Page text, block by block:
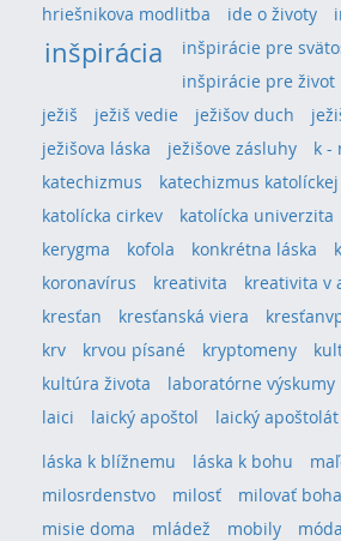
hriešnikova modlitba
ide o životy
inšpirácia
inšpirácie pre
inšpirácie pre život
ježiš
ježiš vedie ježišov duch
ježišova láska
ježišove zásluhy
k -
katechizmus
katechizmus
katolícka cirkev
katolícka univerzita
kerygma
kofola konkrétna láska
koronavírus
kreativita
kreativita v
kresťan
kresťanská viera
krv
krvou písané kryptomeny
kultúra života
laboratórne výskumy
laici
laický apoštol laický apoštolát
láska k blížnemu láska k bohu
milosrdenstvo
milosť milovať boha
misie doma
mládež mobily